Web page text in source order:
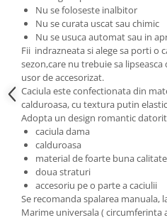
Cadouri pentru Doctori
Cadouri pentru Sfânta Maria
Martisoare
Nu se foloseste inalbitor
Nu se curata uscat sau chimic
Nu se usuca automat sau in
Fii indrazneata si alege sa porti o
sezon,care nu trebuie sa
usor de accesorizat.
Caciula este confectionata din
calduroasa, cu textura putin
Adopta un design romantic
caciula dama
calduroasa
material de foarte buna calitate
doua straturi
accesoriu pe o parte a caciulii
Se recomanda spalarea manuala,
Marime universala ( circumferinta